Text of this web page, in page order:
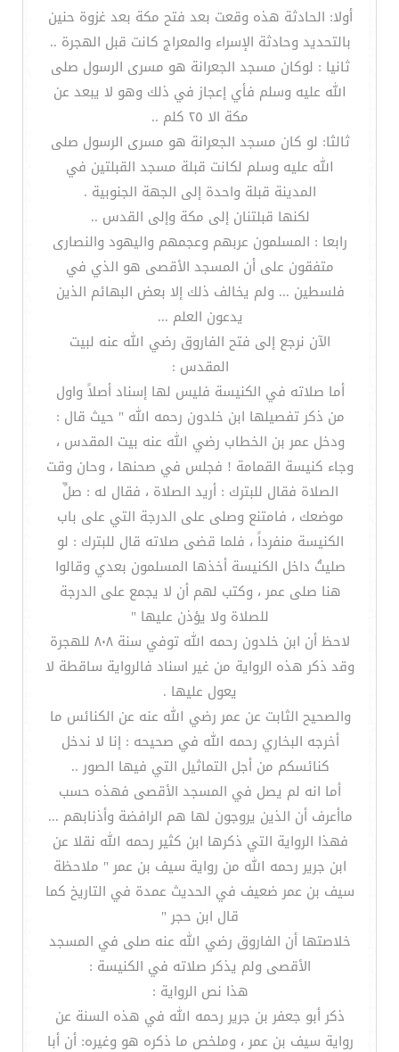
أولا: الحادثة هذه وقعت بعد فتح مكة بعد غزوة حنين
بالتحديد وحادثة الإسراء والمعراج كانت قبل الهجرة ..
ثانيا : لوكان مسجد الجعرانة هو مسرى الرسول صلى
الله عليه وسلم فأي إعجاز في ذلك وهو لا يبعد عن
مكة الا ٢٥ كلم ..
ثالثا: لو كان مسجد الجعرانة هو مسرى الرسول صلى
الله عليه وسلم لكانت قبلة مسجد القبلتين في
المدينة قبلة واحدة إلى الجهة الجنوبية .
لكنها قبلتنان إلى مكة وإلى القدس ..
رابعا : المسلمون عربهم وعجمهم واليهود والنصارى
متفقون على أن المسجد الأقصى هو الذي في
فلسطين ... ولم يخالف ذلك إلا بعض البهائم الذين
يدعون العلم ...
الآن نرجع إلى فتح الفاروق رضي الله عنه لبيت
المقدس :
أما صلاته في الكنيسة فليس لها إسناد أصلاً واول
من ذكر تفصيلها ابن خلدون رحمه الله " حيث قال :
ودخل عمر بن الخطاب رضي الله عنه بيت المقدس ،
وجاء كنيسة القمامة ! فجلس في صحنها ، وحان وقت
الصلاة فقال للبترك : أريد الصلاة ، فقال له : صلِّ
موضعك ، فامتنع وصلى على الدرجة التي على باب
الكنيسة منفرداً ، فلما قضى صلاته قال للبترك : لو
صليتُ داخل الكنيسة أخذها المسلمون بعدي وقالوا
هنا صلى عمر ، وكتب لهم أن لا يجمع على الدرجة
للصلاة ولا يؤذن عليها "
لاحظ أن ابن خلدون رحمه الله توفي سنة ٨٠٨ للهجرة
وقد ذكر هذه الرواية من غير اسناد فالرواية ساقطة لا
يعول عليها .
والصحيح الثابت عن عمر رضي الله عنه عن الكنائس ما
أخرجه البخاري رحمه الله في صحيحه : إنا لا ندخل
كنائسكم من أجل التماثيل التي فيها الصور ..
أما انه لم يصل في المسجد الأقصى فهذه حسب
ماأعرف أن الذين يروجون لها هم الرافضة وأذنابهم ...
فهذا الرواية التي ذكرها ابن كثير رحمه الله نقلا عن
ابن جرير رحمه الله من رواية سيف بن عمر " ملاحظة
سيف بن عمر ضعيف في الحديث عمدة في التاريخ كما
قال ابن حجر "
خلاصتها أن الفاروق رضي الله عنه صلى في المسجد
الأقصى ولم يذكر صلاته في الكنيسة :
هذا نص الرواية :
ذكر أبو جعفر بن جرير رحمه الله في هذه السنة عن
رواية سيف بن عمر ، وملخص ما ذكره هو وغيره: أن أبا